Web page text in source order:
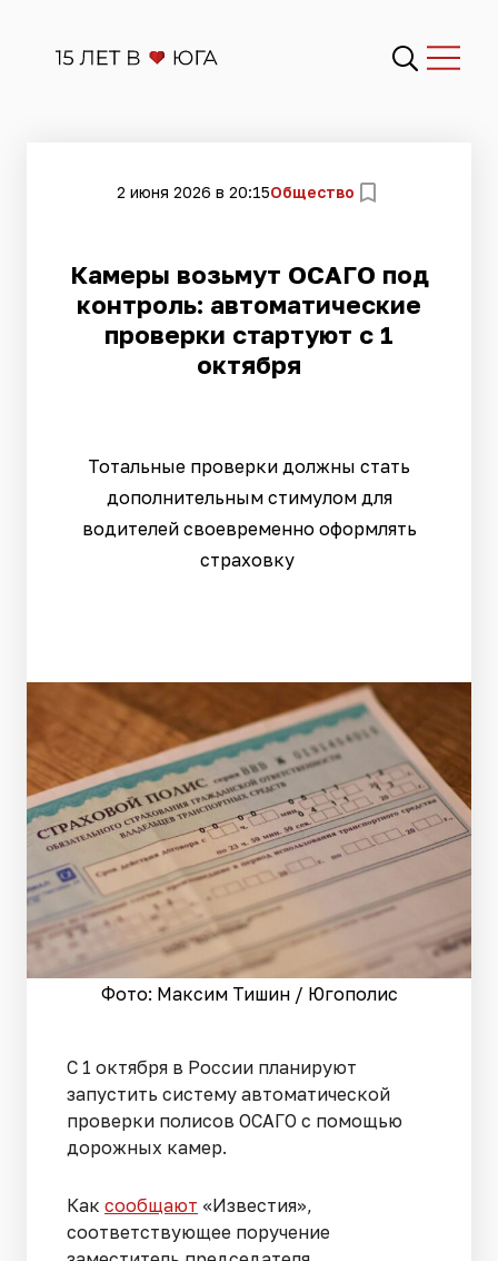
2 июня 2026 в 20:15Общество
Камеры возьмут ОСАГО под
контроль: автоматические
проверки стартуют с 1
октября
Тотальные проверки должны стать
дополнительным стимулом для
водителей своевременно оформлять
страховку
Фото: Максим Тишин / Югополис
С 1 октября в России планируют
запустить систему автоматической
проверки полисов ОСАГО с помощью
дорожных камер.
Как сообщают «Известия»,
соответствующее поручение